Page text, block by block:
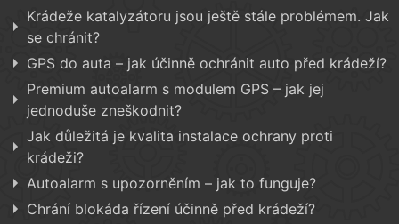
Krádeže katalyzátoru jsou ještě stále problémem. Jak
se chránit?
GPS do auta – jak účinně ochránit auto před krádeží?
Premium autoalarm s modulem GPS – jak jej
jednoduše zneškodnit?
Jak důležitá je kvalita instalace ochrany proti
krádeži?
Autoalarm s upozorněním – jak to funguje?
Chrání blokáda řízení účinně před krádeží?